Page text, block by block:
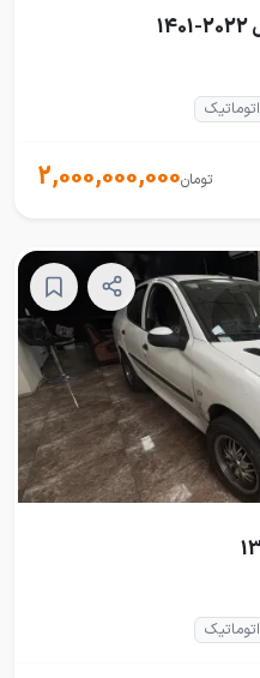
اتوماتیک
2,000,000,000تومان
اتوماتیک